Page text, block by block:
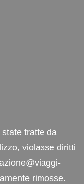
tratte da
violasse diritti
rimosse.